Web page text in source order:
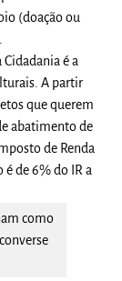
(doação ou
é a
A partir
que querem
abatimento de
de Renda
é de 6% do IR a
como